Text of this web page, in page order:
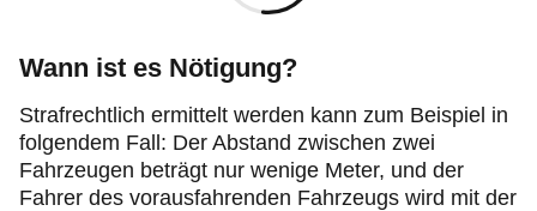
Wann ist es Nötigung?
Strafrechtlich ermittelt werden kann zum Beispiel in
folgendem Fall: Der Abstand zwischen zwei
Fahrzeugen beträgt nur wenige Meter, und der
Fahrer des vorausfahrenden Fahrzeugs wird mit der